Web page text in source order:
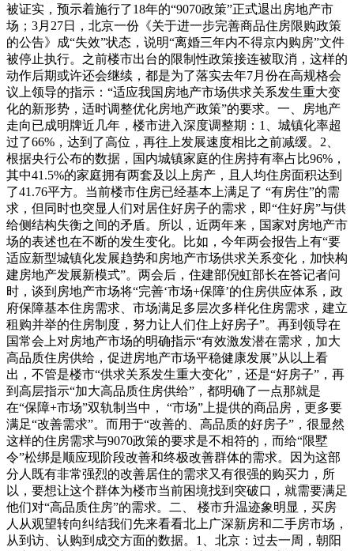
被证实，预示着施行了18年的“9070政策”正式退出房地产市
场；3月27日，北京一份《关于进一步完善商品住房限购政策
的公告》成“失效”状态，说明“离婚三年内不得京内购房”文件
被停止执行。之前楼市出台的限制性政策接连被取消，这样的
动作后期或许还会继续，都是为了落实去年7月份在高规格会
议上领导的指示：“适应我国房地产市场供求关系发生重大变
化的新形势，适时调整优化房地产政策”的要求。一、房地产
走向已成明牌近几年，楼市进入深度调整期：1、城镇化率超
过了66%，达到了高位，再往上发展速度相比之前减缓。2、
根据央行公布的数据，国内城镇家庭的住房持有率占比96%，
其中41.5%的家庭拥有两套及以上房产，且人均住房面积达到
了41.76平方。当前楼市住房已经基本上满足了 “有房住”的需
求，但同时也突显人们对居住好房子的需求，即“住好房”与供
给侧结构失衡之间的矛盾。所以，近两年来，国家对房地产市
场的表述也在不断的发生变化。比如，今年两会报告上有“要
适应新型城镇化发展趋势和房地产市场供求关系变化，加快构
建房地产发展新模式”。两会后，住建部倪虹部长在答记者问
时，谈到房地产市场将“完善‘市场+保障’的住房供应体系，政
府保障基本住房需求、市场满足多层次多样化住房需求，建立
租购并举的住房制度，努力让人们住上好房子”。再到领导在
国常会上对房地产市场的明确指示“有效激发潜在需求，加大
高品质住房供给，促进房地产市场平稳健康发展”从以上看
出，不管是楼市“供求关系发生重大变化”，还是“好房子”，再
到高层指示“加大高品质住房供给”，都明确了一点那就是
在“保障+市场”双轨制当中， “市场”上提供的商品房，更多要
满足“改善需求”。而用于“改善的、高品质的好房子”，很显然
这样的住房需求与9070政策的要求是不相符的，而给“限墅
令”松绑是顺应现阶段改善和终极改善群体的需求。因为这部
分人既有非常强烈的改善居住的需求又有很强的购买力，所
以，要想让这个群体为楼市当前困境找到突破口，就需要满足
他们对“高品质住房”的需求。二、 楼市升温迹象明显，买房
人从观望转向纠结我们先来看看北上广深新房和二手房市场，
从到访、认购到成交方面的数据。1、北京：过去一周，朝阳